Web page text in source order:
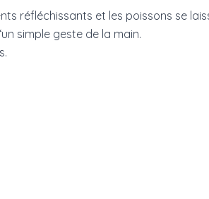
réfléchissants et les poissons se
simple geste de la main.